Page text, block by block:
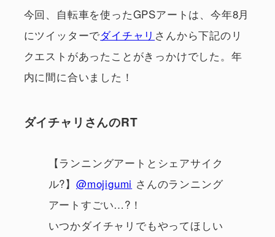
今回、自転車を使ったGPSアートは、今年8月
にツイッターでダイチャリ さんから下記のリ
クエストがあったことがきっかけでした。年
内に間に合いました！
ダイチャリさんのRT
【ランニングアートとシェアサイク
ル?】 @mojigumi さんのランニング
アートすごい…?！
いつかダイチャリでもやってほしい